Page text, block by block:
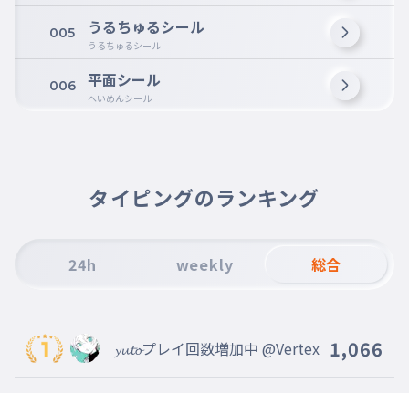
005 うるちゅるシール
うるちゅるシール
006 平面シール
へいめんシール
タイピングのランキング
24h weekly 総合
𝔂𝓾𝓽𝓸プレイ回数増加中 @Vertex 1,066